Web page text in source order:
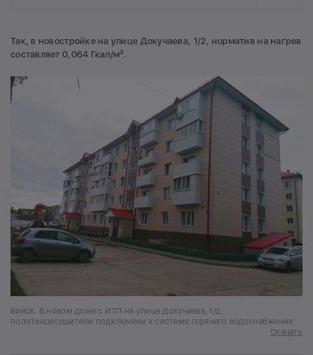
Так, в новостройке на улице Докучаева, 1/2, норматив на нагрев
составляет 0,064 Гкал/м³.
Бийск. В новом доме с ИТП на улице Докучаева, 1/2,
полотенцесушители подключены к системе горячего водоснабжения
Скачать